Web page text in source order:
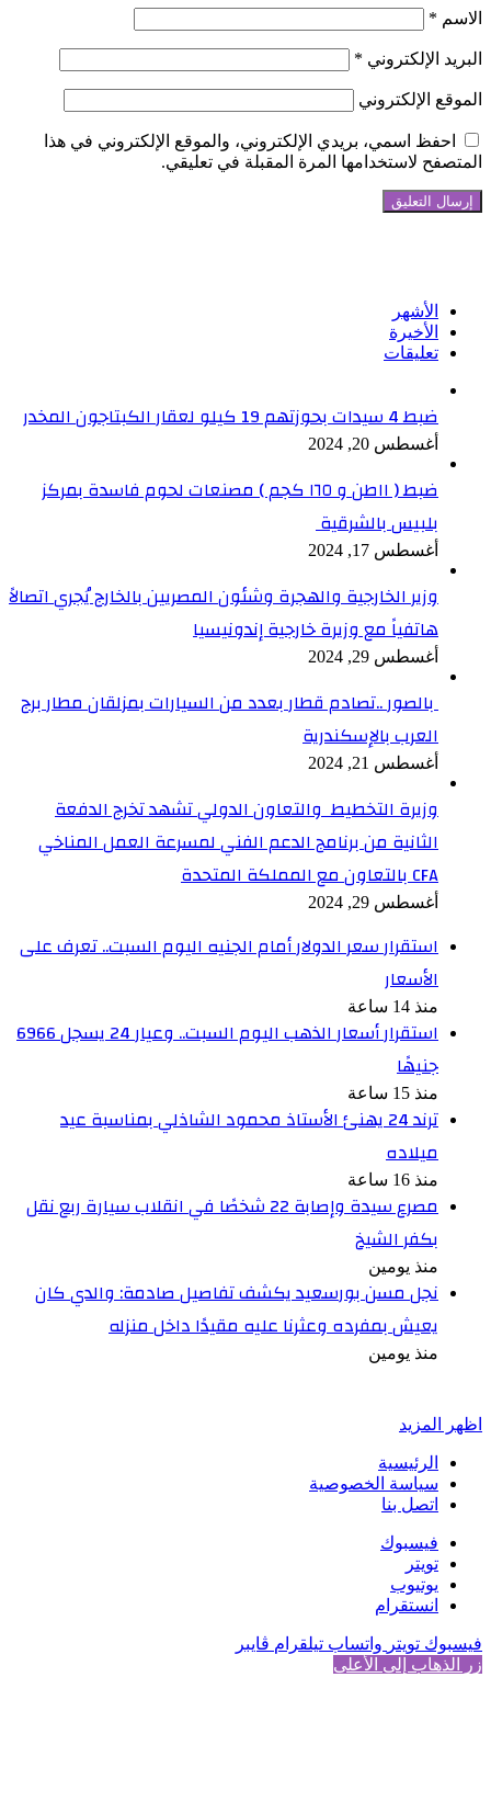
الاسم *
البريد الإلكتروني *
الموقع الإلكتروني
احفظ اسمي، بريدي الإلكتروني، والموقع الإلكتروني في هذا
المتصفح لاستخدامها المرة المقبلة في تعليقي.
الأشهر
الأخيرة
تعليقات
ضبط 4 سيدات بحوزتهم 19 كيلو لعقار الكبتاجون المخدر
أغسطس 20, 2024
ضبط ( ١١طن و ١٦٥ كجم ) مصنعات لحوم فاسدة بمركز
بلبيس بالشرقية
أغسطس 17, 2024
وزير الخارجية والهجرة وشئون المصريين بالخارج يُجري اتصالاً
هاتفياً مع وزيرة خارجية إندونيسيا
أغسطس 29, 2024
بالصور ..تصادم قطار بعدد من السيارات بمزلقان مطار برج
العرب بالإسكندرية
أغسطس 21, 2024
وزيرة التخطيط والتعاون الدولي تشهد تخرج الدفعة
الثانية من برنامج الدعم الفني لمسرعة العمل المناخي
CFA بالتعاون مع المملكة المتحدة
أغسطس 29, 2024
استقرار سعر الدولار أمام الجنيه اليوم السبت.. تعرف على
الأسعار
منذ 14 ساعة
استقرار أسعار الذهب اليوم السبت.. وعيار 24 يسجل 6966
جنيهًا
منذ 15 ساعة
ترند 24 يهنئ الأستاذ محمود الشاذلي بمناسبة عيد
ميلاده
منذ 16 ساعة
مصرع سيدة وإصابة 22 شخصًا في انقلاب سيارة ربع نقل
بكفر الشيخ
منذ يومين
نجل مسن بورسعيد يكشف تفاصيل صادمة: والدي كان
يعيش بمفرده وعثرنا عليه مقيدًا داخل منزله
منذ يومين
اظهر المزيد
الرئيسية
سياسة الخصوصية
اتصل بنا
فيسبوك
تويتر
يوتيوب
انستقرام
فيسبوك تويتر واتساب تيلقرام ڤايبر
زر الذهاب إلى الأعلى